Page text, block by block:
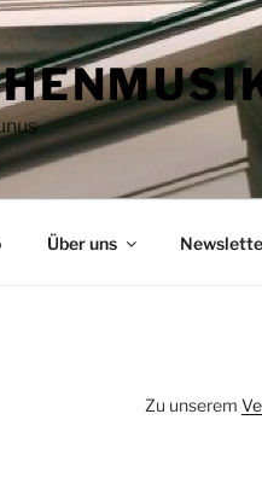
Über uns
Zu unserem